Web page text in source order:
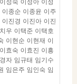
종순 이종윤 이주
진경 이진아 이진
우 이택준 이택호
이현순 이현재 이
효숙 이효진 이흥
자 임규태 임기수
임은주 임인숙 임